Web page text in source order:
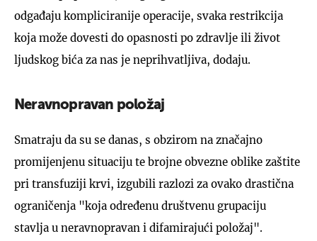
odgađaju kompliciranije operacije, svaka restrikcija
koja može dovesti do opasnosti po zdravlje ili život
ljudskog bića za nas je neprihvatljiva, dodaju.
Neravnopravan položaj
Smatraju da su se danas, s obzirom na značajno
promijenjenu situaciju te brojne obvezne oblike zaštite
pri transfuziji krvi, izgubili razlozi za ovako drastična
ograničenja "koja određenu društvenu grupaciju
stavlja u neravnopravan i difamirajući položaj".